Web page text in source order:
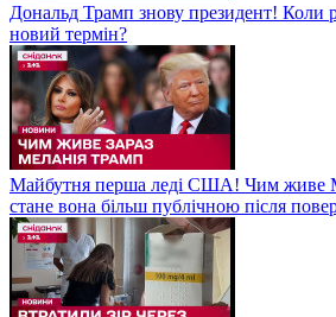
Дональд Трамп знову президент! Коли
новий термін?
Майбутня перша леді США! Чим живе
стане вона більш публічною після